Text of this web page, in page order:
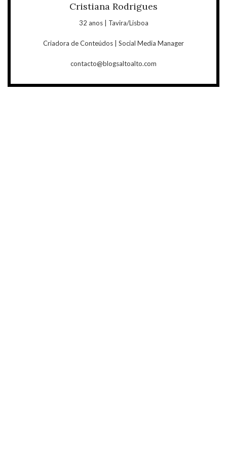
Cristiana Rodrigues
32 anos | Tavira/Lisboa
Criadora de Conteúdos | Social Media Manager
contacto@blogsaltoalto.com